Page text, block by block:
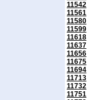
11542
11561
11580
11599
11618
11637
11656
11675
11694
11713
11732
11751